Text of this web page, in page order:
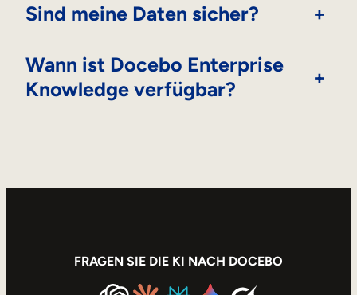
Sind meine Daten sicher? +
Wann ist Docebo Enterprise
Knowledge verfügbar?
+
FRAGEN SIE DIE KI NACH DOCEBO